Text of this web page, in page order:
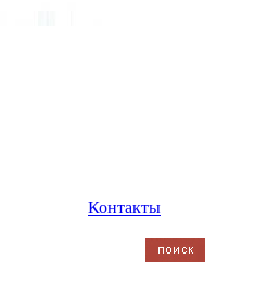
Контакты